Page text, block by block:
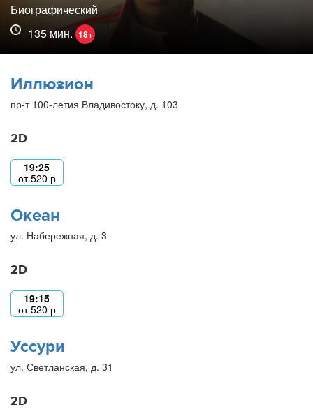
Биографический
135 мин. 18+
Иллюзион
пр-т 100-летия Владивостоку, д. 103
2D
19:25
от520 р
Океан
ул. Набережная, д. 3
2D
19:15
от520 р
Уссури
ул. Светланская, д. 31
2D